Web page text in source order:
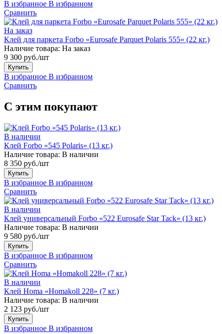
В избранное В избранном
Сравнить
На заказ
Клей для паркета Forbo «Eurosafe Parquet Polaris 555» (22 кг.)
Наличие товара: На заказ
9 300 руб./шт
Купить
В избранное В избранном
Сравнить
С этим покупают
В наличии
Клей Forbo «545 Polaris» (13 кг.)
Наличие товара: В наличии
8 350 руб./шт
Купить
В избранное В избранном
Сравнить
В наличии
Клей универсальный Forbo «522 Eurosafe Star Tack» (13 кг.)
Наличие товара: В наличии
9 580 руб./шт
Купить
В избранное В избранном
Сравнить
В наличии
Клей Homa «Homakoll 228» (7 кг.)
Наличие товара: В наличии
2 123 руб./шт
Купить
В избранное В избранном